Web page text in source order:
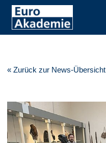
« Zurück zur News-Übersicht